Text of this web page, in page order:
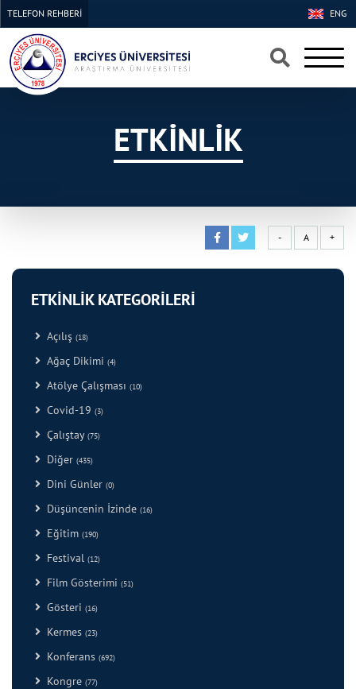
×
×
ENG
TELEFON REHBERİ
ETKİNLİK
- A +
ETKİNLİK KATEGORİLERİ
Açılış (18)
Ağaç Dikimi (4)
Atölye Çalışması (10)
Covid-19 (3)
Çalıştay (75)
Diğer (435)
Dini Günler (0)
Düşüncenin İzinde (16)
Eğitim (190)
Festival (12)
Film Gösterimi (51)
Gösteri (16)
Kermes (23)
Konferans (692)
Kongre (77)